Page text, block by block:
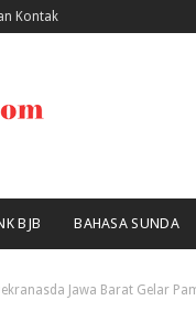
Kontak
BJB BAHASA SUNDA
Jawa Barat Gelar